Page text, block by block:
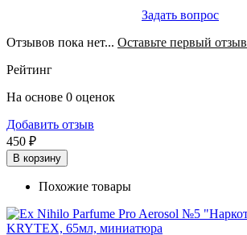
Задать вопрос
Отзывов пока нет... Оставьте первый отзыв
Рейтинг
На основе 0 оценок
Добавить отзыв
450 ₽
В корзину
Похожие товары